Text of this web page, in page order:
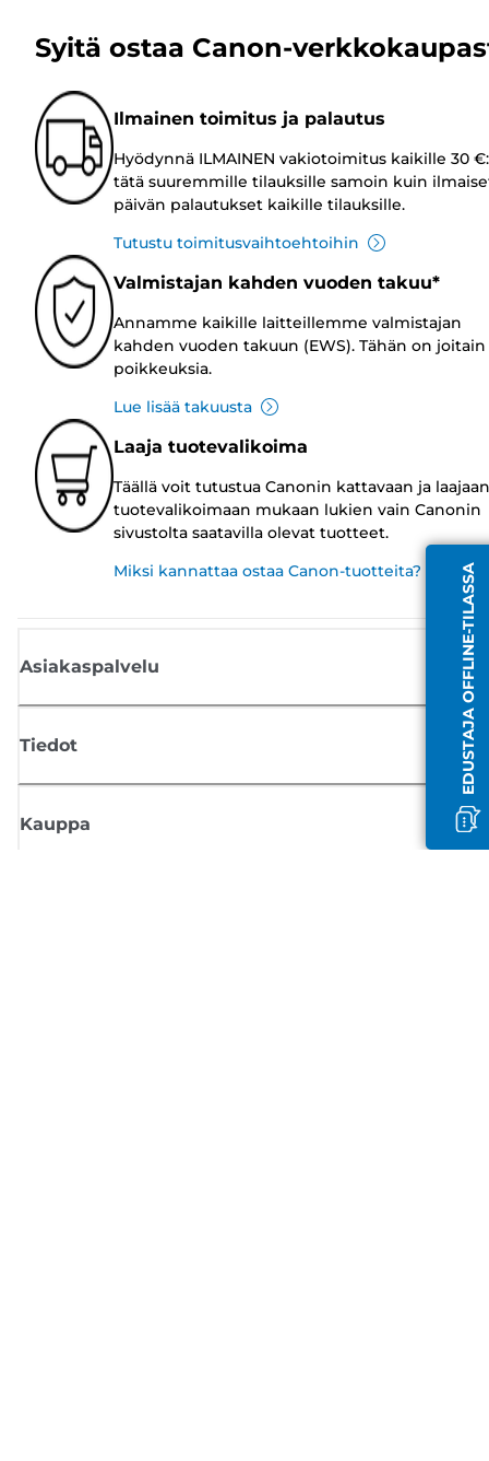
EDUSTAJA OFFLINE-TILASSA
Syitä ostaa Canon-
Ilmainen toimitus ja palautus
Hyödynnä ILMAINEN vakiotoimitus kaikille 30
tätä suuremmille tilauksille samoin kuin
päivän palautukset kaikille tilauksille.
Tutustu toimitusvaihtoehtoihin
Valmistajan kahden vuoden takuu*
Annamme kaikille laitteillemme valmistajan
kahden vuoden takuun (EWS). Tähän on joitain
poikkeuksia.
Lue lisää takuusta
Laaja tuotevalikoima
Täällä voit tutustua Canonin kattavaan ja laajaan
tuotevalikoimaan mukaan lukien vain Canonin
sivustolta saatavilla olevat tuotteet.
Miksi kannattaa ostaa Canon-tuotteita?
Asiakaspalvelu
Tiedot
Kauppa